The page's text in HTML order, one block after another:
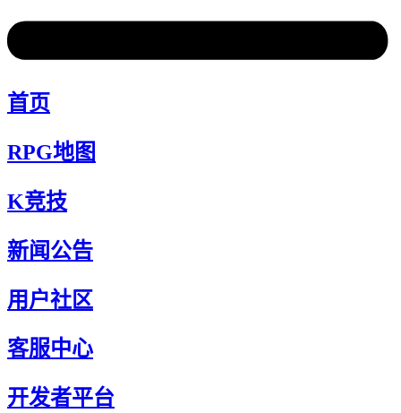
首页
RPG地图
K竞技
新闻公告
用户社区
客服中心
开发者平台